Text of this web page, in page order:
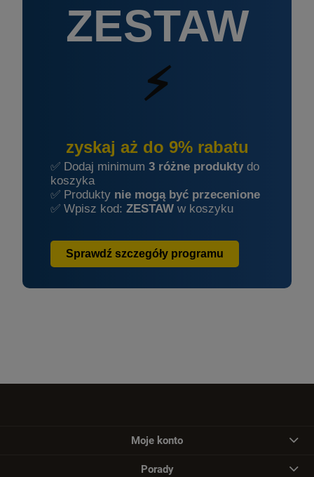
ZESTAW
⚡
zyskaj aż do 9% rabatu
✅ Dodaj minimum 3 różne produkty do
koszyka
✅ Produkty nie mogą być przecenione
✅ Wpisz kod: ZESTAW w koszyku
Sprawdź szczegóły programu
Moje konto
Porady